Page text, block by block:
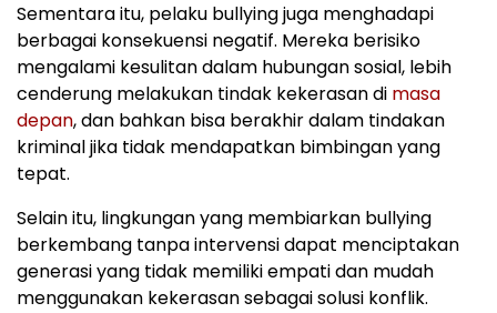
Sementara itu, pelaku bullying juga menghadapi
berbagai konsekuensi negatif. Mereka berisiko
mengalami kesulitan dalam hubungan sosial, lebih
cenderung melakukan tindak kekerasan di masa
depan, dan bahkan bisa berakhir dalam tindakan
kriminal jika tidak mendapatkan bimbingan yang
tepat.
Selain itu, lingkungan yang membiarkan bullying
berkembang tanpa intervensi dapat menciptakan
generasi yang tidak memiliki empati dan mudah
menggunakan kekerasan sebagai solusi konflik.